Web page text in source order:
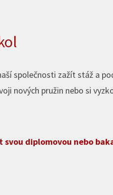
společnosti zažít stáž a
nových pružin nebo si
diplomovou nebo